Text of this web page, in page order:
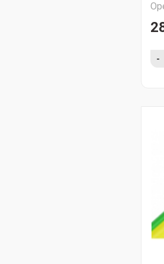
-